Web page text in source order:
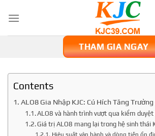
THAM GIA NGAY
Contents
ALO8 Gia Nhập KJC: Cú Hích Tăng
ALO8 và hành trình vượt qua kiểm duyệt
Giá trị ALO8 mang lại trong hệ sinh thái
Hiệu suất vận hành và dòng tiền ổn